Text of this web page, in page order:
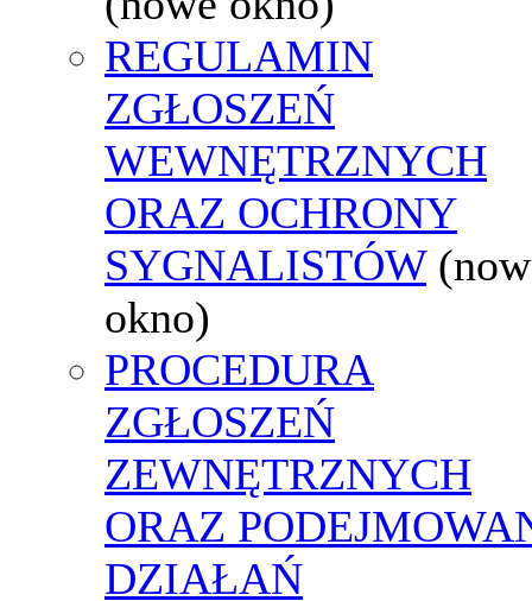
REGULAMIN
ZGŁOSZEŃ
WEWNĘTRZNYCH
ORAZ OCHRONY
SYGNALISTÓW
okno)
PROCEDURA
ZGŁOSZEŃ
ZEWNĘTRZNYCH
ORAZ
DZIAŁAŃ